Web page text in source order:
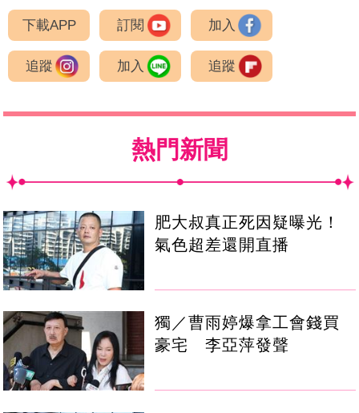
下載APP 訂閱 加入
追蹤 加入 追蹤
熱門新聞
肥大叔真正死因疑曝光！
氣色超差還開直播
獨／曹雨婷爆拿工會錢買
豪宅 李亞萍發聲